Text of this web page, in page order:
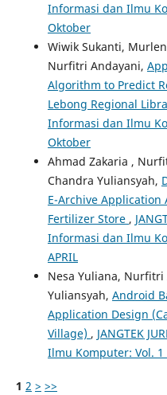
Informasi dan Ilmu
Oktober
Wiwik Sukanti,
Nurfitri Andayani,
Algorithm to Predict
Lebong Regional
Informasi dan Ilmu
Oktober
Ahmad Zakaria ,
Chandra Yuliansyah,
E-Archive Application
Fertilizer Store ,
Informasi dan Ilmu
APRIL
Nesa Yuliana,
Yuliansyah, Android
Application Design
Village) , JANGTEK
Ilmu Komputer: Vol.
1 2 > >>